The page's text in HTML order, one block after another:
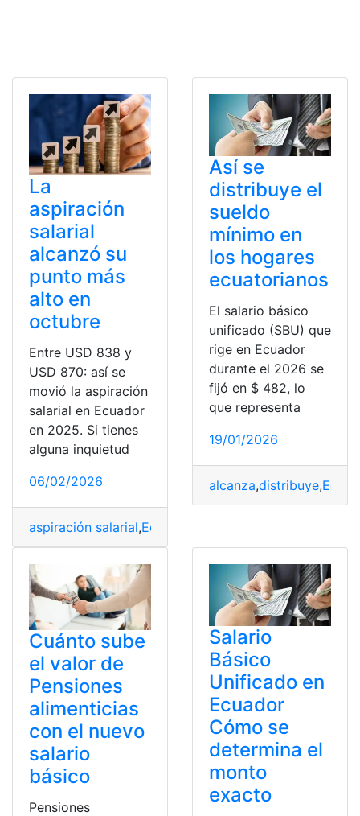
La
aspiración
salarial
alcanzó su
punto más
alto en
octubre
Entre USD 838 y
USD 870: así se
movió la aspiración
salarial en Ecuador
en 2025. Si tienes
alguna inquietud
06/02/2026
aspiración salarial,Ecuador
Así se
distribuye el
sueldo
mínimo en
los hogares
ecuatorianos
El salario básico
unificado (SBU) que
rige en Ecuador
durante el 2026 se
fijó en $ 482, lo
que representa
19/01/2026
alcanza,distribuye,
Cuánto sube
el valor de
Pensiones
alimenticias
con el nuevo
salario
básico
Pensiones
Salario
Básico
Unificado en
Ecuador
Cómo se
determina el
monto
exacto